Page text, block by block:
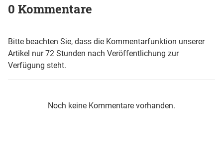
0 Kommentare
Bitte beachten Sie, dass die Kommentarfunktion unserer
Artikel nur 72 Stunden nach Veröffentlichung zur
Verfügung steht.
Noch keine Kommentare vorhanden.